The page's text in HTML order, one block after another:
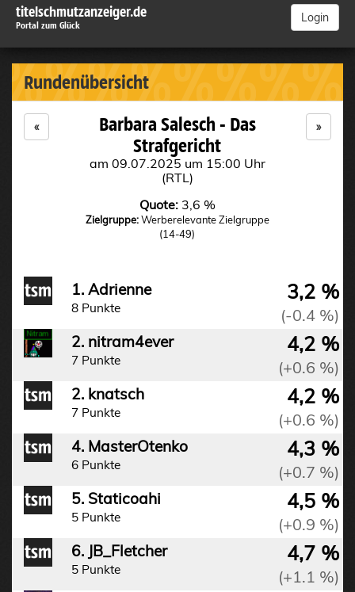
titelschmutzanzeiger.de
Portal zum Glück
Login
Rundenübersicht
«
Barbara Salesch - Das
Strafgericht
am 09.07.2025 um 15:00 Uhr
(RTL)
Quote:3,6 %
Zielgruppe:Werberelevante Zielgruppe
(14-49)
»
1. Adrienne
8 Punkte
3,2 %
(-0.4 %)
2. nitram4ever
7 Punkte
4,2 %
(+0.6 %)
2. knatsch
7 Punkte
4,2 %
(+0.6 %)
4. MasterOtenko
6 Punkte
4,3 %
(+0.7 %)
5. Staticoahi
5 Punkte
4,5 %
(+0.9 %)
6. JB_Fletcher
5 Punkte
4,7 %
(+1.1 %)